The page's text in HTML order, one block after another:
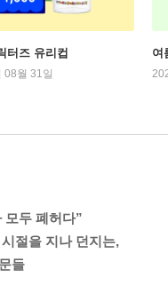
터즈 유리컵
월 31일
여
모두 폐허다”
절을 지나 던지는,
들